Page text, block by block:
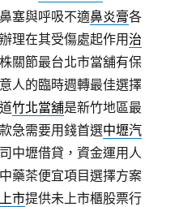
塞與呼吸不適鼻炎膏各
理在其受傷處起作用治
關節最台北市當舖有保
人的臨時週轉最佳選擇
竹北當舖是新竹地區最
急需要用錢首選中壢汽
中壢借貸，資金運用人
藥茶便宜項目選擇方案
市提供未上市櫃股票行